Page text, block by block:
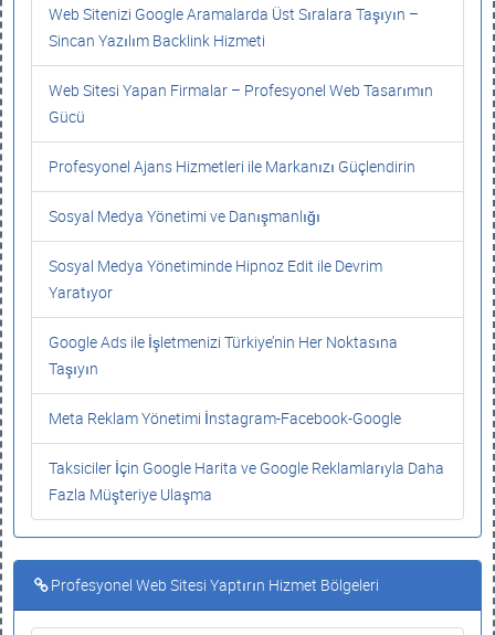
Web Sitenizi Google Aramalarda Üst Sıralara Taşıyın –
Sincan Yazılım Backlink Hizmeti
Web Sitesi Yapan Firmalar – Profesyonel Web Tasarımın
Gücü
Profesyonel Ajans Hizmetleri ile Markanızı Güçlendirin
Sosyal Medya Yönetimi ve Danışmanlığı
Sosyal Medya Yönetiminde Hipnoz Edit ile Devrim
Yaratıyor
Google Ads ile İşletmenizi Türkiye’nin Her Noktasına
Taşıyın
Meta Reklam Yönetimi İnstagram-Facebook-Google
Taksiciler İçin Google Harita ve Google Reklamlarıyla Daha
Fazla Müşteriye Ulaşma
Profesyonel Web Sitesi Yaptırın Hizmet Bölgeleri